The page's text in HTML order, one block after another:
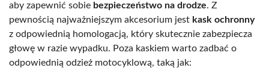
aby zapewnić sobie bezpieczeństwo na drodze. Z
pewnością najważniejszym akcesorium jest kask ochronny
z odpowiednią homologacją, który skutecznie zabezpiecza
głowę w razie wypadku. Poza kaskiem warto zadbać o
odpowiednią odzież motocyklową, taką jak: